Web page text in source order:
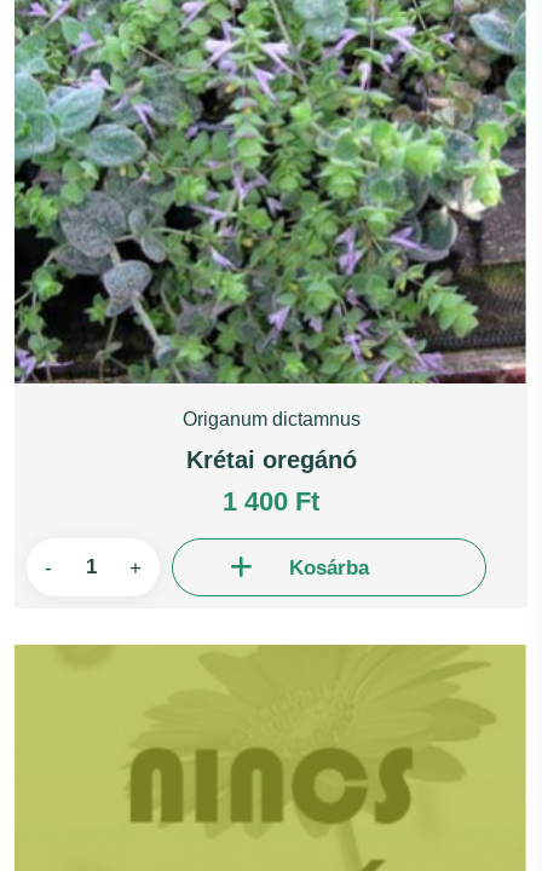
Origanum dictamnus
Krétai oregánó
1 400 Ft
- + Kosárba